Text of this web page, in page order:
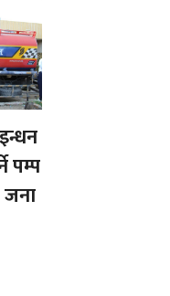
पम्प